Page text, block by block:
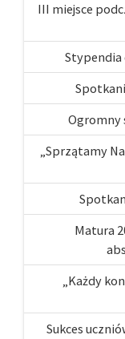
III miejsce
Ogromny
„Sprzątamy
Matura
„Każdy
Sukces